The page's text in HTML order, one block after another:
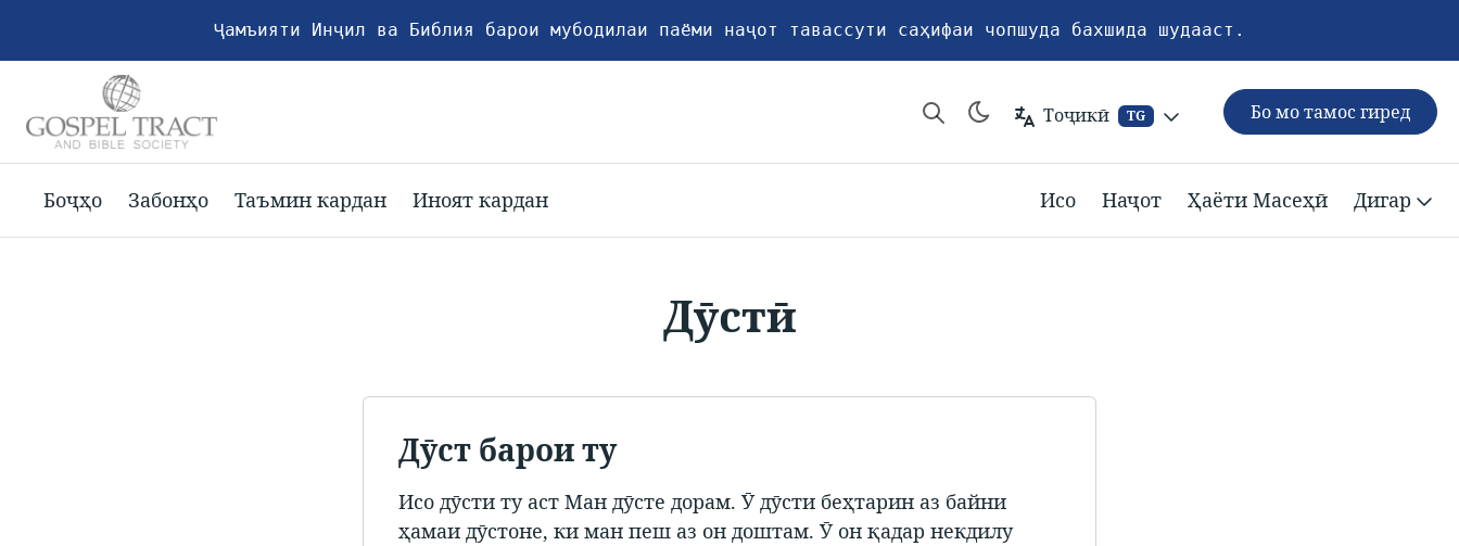
Ҷамъияти Инҷил ва Библия барои мубодилаи паёми наҷот тавассути саҳифаи чопшуда бахшида шудааст.
Тоҷикӣ TG Бо мо тамос гиред
Боҷҳо Забонҳо Таъмин кардан Иноят кардан Исо Наҷот Ҳаёти Масеҳӣ Дигар
Дӯстӣ
Дӯст барои ту
Исо дӯсти ту аст Ман дӯсте дорам. Ӯ дӯсти беҳтарин аз байни
ҳамаи дӯстоне, ки ман пеш аз он доштам. Ӯ он қадар некдилу